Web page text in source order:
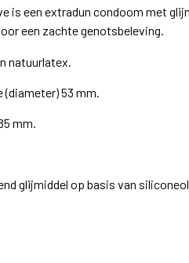
is een extradun condoom met
een zachte genotsbeleving.
natuurlatex.
53 mm.
mm.
glijmiddel op basis van